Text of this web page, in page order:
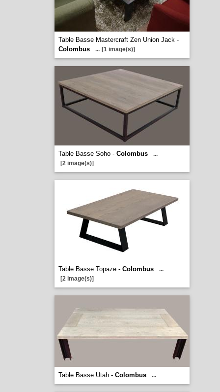
Table Basse Mastercraft Zen Union Jack -
Colombus
... [1 image(s)]
Table Basse Soho - Colombus
...
[2 image(s)]
Table Basse Topaze - Colombus
...
[2 image(s)]
Table Basse Utah - Colombus ...